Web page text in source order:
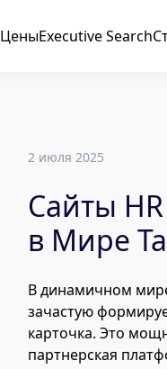
2 июля 2025
Сайты
в Мире
В динамичном
зачастую
карточка. Это
партнерская
ЦеныExecutive Search